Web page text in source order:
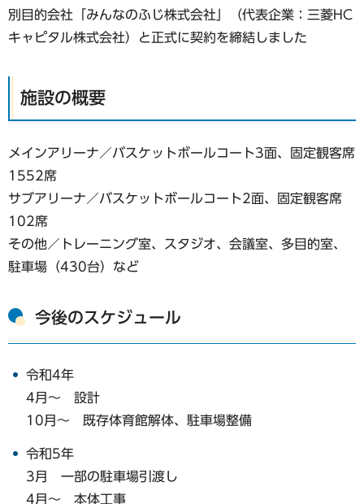
別目的会社「みんなのふじ株式会社」（代表企業：三菱HC
キャピタル株式会社）と正式に契約を締結しました
施設の概要
メインアリーナ／バスケットボールコート3面、固定観客席
1552席
サブアリーナ／バスケットボールコート2面、固定観客席
102席
その他／トレーニング室、スタジオ、会議室、多目的室、
駐車場（430台）など
今後のスケジュール
令和4年
4月～ 設計
10月～ 既存体育館解体、駐車場整備
令和5年
3月 一部の駐車場引渡し
4月～ 本体工事